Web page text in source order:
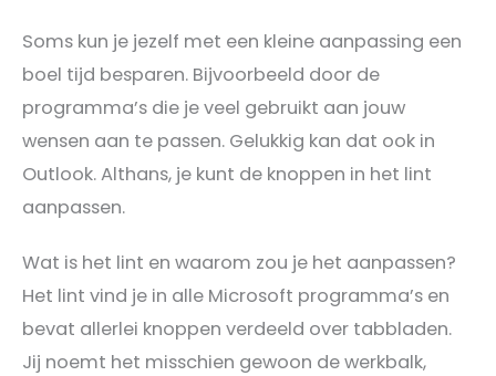
Soms kun je jezelf met een kleine aanpassing een
boel tijd besparen. Bijvoorbeeld door de
programma’s die je veel gebruikt aan jouw
wensen aan te passen. Gelukkig kan dat ook in
Outlook. Althans, je kunt de knoppen in het lint
aanpassen.
Wat is het lint en waarom zou je het aanpassen?
Het lint vind je in alle Microsoft programma’s en
bevat allerlei knoppen verdeeld over tabbladen.
Jij noemt het misschien gewoon de werkbalk,